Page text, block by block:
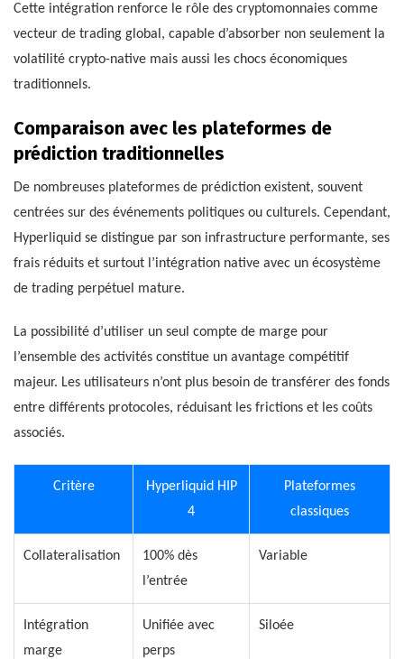
Cette intégration renforce le rôle des cryptomonnaies comme
vecteur de trading global, capable d’absorber non seulement la
volatilité crypto-native mais aussi les chocs économiques
traditionnels.
Comparaison avec les plateformes de
prédiction traditionnelles
De nombreuses plateformes de prédiction existent, souvent
centrées sur des événements politiques ou culturels. Cependant,
Hyperliquid se distingue par son infrastructure performante, ses
frais réduits et surtout l’intégration native avec un écosystème
de trading perpétuel mature.
La possibilité d’utiliser un seul compte de marge pour
l’ensemble des activités constitue un avantage compétitif
majeur. Les utilisateurs n’ont plus besoin de transférer des fonds
entre différents protocoles, réduisant les frictions et les coûts
associés.
Critère
Hyperliquid HIP
4
Plateformes
classiques
Collateralisation
100% dès
l’entrée
Variable
Intégration
marge
Unifiée avec
perps
Siloée